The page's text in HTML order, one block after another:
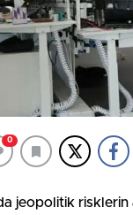
0
jeopolitik risklerin